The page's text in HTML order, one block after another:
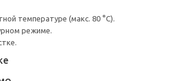
температуре (макс. 80 °C).
режиме.